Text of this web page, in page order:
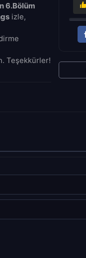
6.Bölüm
izle,
Teşekkürler!